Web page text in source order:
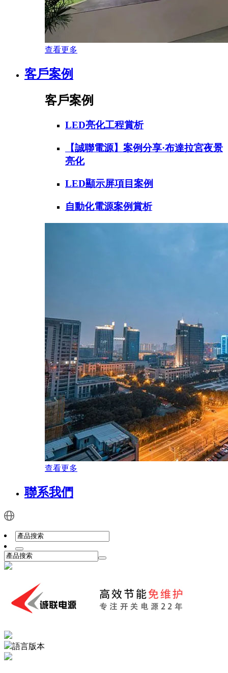
查看更多
客戶案例
客戶案例
LED亮化工程賞析
【誠聯電源】案例分享·布達拉宮夜景
亮化
LED顯示屏項目案例
自動化電源案例賞析
查看更多
聯系我們
語言版本